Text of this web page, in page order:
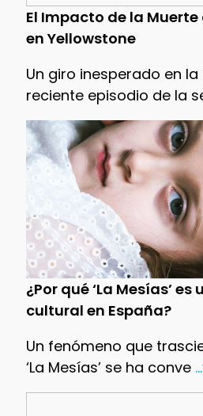
El Impacto de la
en Yellowstone
Un giro inesperado en la
reciente episodio de la
¿Por qué ‘La Mesías’
cultural en España?
Un fenómeno que
‘La Mesías’ se ha conve